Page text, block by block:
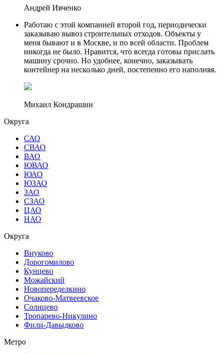
Андрей Ивченко
Работаю с этой компанией второй год, периодически
заказываю вывоз строительных отходов. Объекты у
меня бывают и в Москве, и по всей области. Проблем
никогда не было. Нравится, что всегда готовы прислать
машину срочно. Но удобнее, конечно, заказывать
контейнер на несколько дней, постепенно его наполняя.
Михаил Кондрашин
Округа
САО
СВАО
ВАО
ЮВАО
ЮАО
ЮЗАО
ЗАО
СЗАО
ЦАО
НАО
Округа
Внуково
Дорогомилово
Кунцево
Можайский
Новопеределкино
Очаково-Матвеевское
Солнцево
Тропарево-Никулино
Фили-Давыдково
Метро